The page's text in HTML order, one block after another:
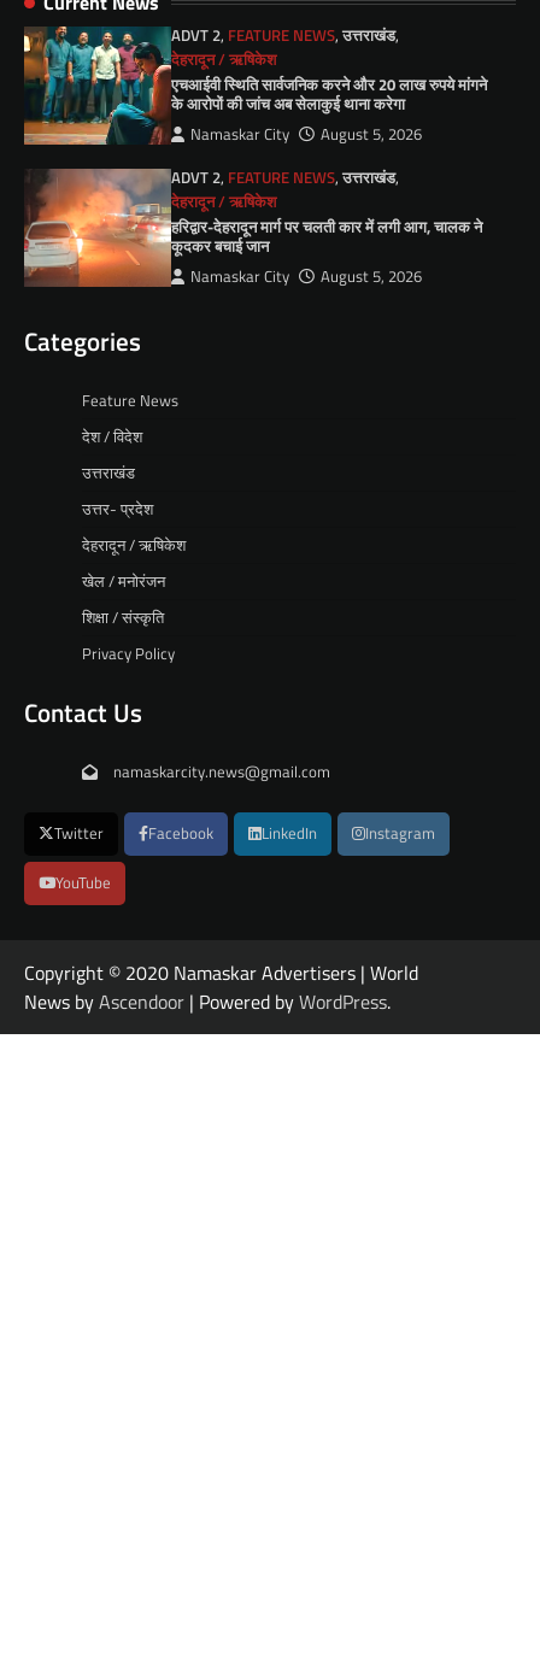
ADVT 2, FEATURE NEWS,उत्तराखंड,
देहरादून / ऋषिकेश
एचआईवी स्थिति सार्वजनिक करने और 20 लाख रुपये मांगने
के आरोपों की जांच अब सेलाकुई थाना करेगा
Namaskar City
August 5, 2026
ADVT 2, FEATURE NEWS,उत्तराखंड,
देहरादून / ऋषिकेश
हरिद्वार-देहरादून मार्ग पर चलती कार में लगी आग, चालक ने
कूदकर बचाई जान
Namaskar City August 5, 2026
Categories
Feature News
देश / विदेश
उत्तराखंड
उत्तर- प्रदेश
देहरादून / ऋषिकेश
खेल / मनोरंजन
शिक्षा / संस्कृति
Privacy Policy
Contact Us
namaskarcity.news@gmail.com
Twitter Facebook LinkedIn Instagram
YouTube
Copyright © 2020 Namaskar Advertisers | World
News byAscendoor | Powered byWordPress.